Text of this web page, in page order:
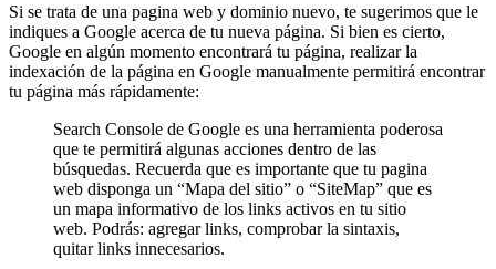
Si se trata de una pagina web y dominio nuevo, te sugerimos que le
indiques a Google acerca de tu nueva página. Si bien es cierto,
Google en algún momento encontrará tu página, realizar la
indexación de la página en Google manualmente permitirá encontrar
tu página más rápidamente:
Search Console de Google es una herramienta poderosa
que te permitirá algunas acciones dentro de las
búsquedas. Recuerda que es importante que tu pagina
web disponga un “Mapa del sitio” o “SiteMap” que es
un mapa informativo de los links activos en tu sitio
web. Podrás: agregar links, comprobar la sintaxis,
quitar links innecesarios.